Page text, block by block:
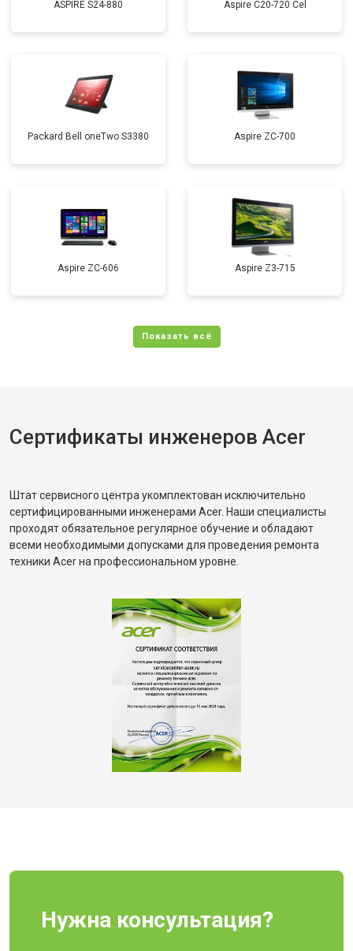
ASPIRE S24-880 Aspire C20-720 Cel
Packard Bell oneTwo S3380 Aspire ZC-700
Aspire ZC-606 Aspire Z3-715
Сертификаты инженеров Acer
Штат сервисного центра укомплектован исключительно
сертифицированными инженерами Acer. Наши специалисты
проходят обязательное регулярное обучение и обладают
всеми необходимыми допусками для проведения ремонта
техники Acer на профессиональном уровне.
Нужна консультация?